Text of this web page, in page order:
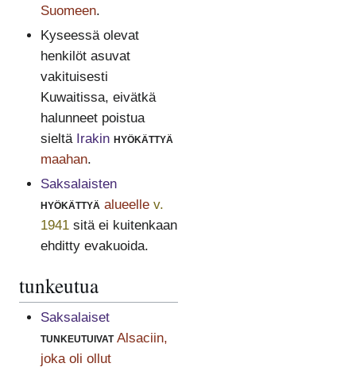
Suomeen.
Kyseessä olevat
henkilöt asuvat
vakituisesti
Kuwaitissa, eivätkä
halunneet poistua
sieltä Irakin hyökättyä
maahan.
Saksalaisten
hyökättyä alueelle v.
1941sitä ei kuitenkaan
ehditty evakuoida.
tunkeutua
Saksalaiset
tunkeutuivat Alsaciin,
joka oli ollut